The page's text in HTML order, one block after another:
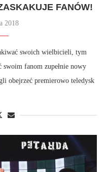
FANÓW!
2018
swoich wielbicieli, tym
swoim fanom zupełnie nowy
obejrzeć premierowo teledysk